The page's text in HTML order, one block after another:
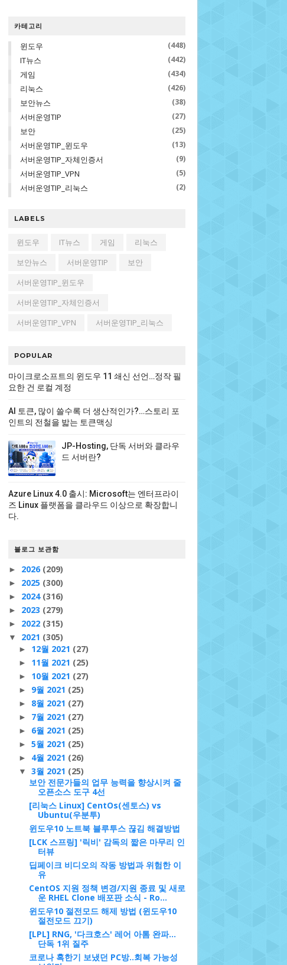
카테고리
윈도우 (448)
IT뉴스 (442)
게임 (434)
리눅스 (426)
보안뉴스 (38)
서버운영TIP (27)
보안 (25)
서버운영TIP_윈도우 (13)
서버운영TIP_자체인증서 (9)
서버운영TIP_VPN (5)
서버운영TIP_리눅스 (2)
LABELS
윈도우 IT뉴스 게임
리눅스
보안뉴스
서버운영TIP
보안
서버운영TIP_윈도우
서버운영TIP_자체인증서
서버운영TIP_VPN
서버운영TIP_리눅스
POPULAR
마이크로소프트의 윈도우 11 쇄신 선언…정작 필
요한 건 로컬 계정
AI 토큰, 많이 쓸수록 더 생산적인가?…스토리 포
인트의 전철을 밟는 토큰맥싱
JP-Hosting, 단독 서버와 클라우
드 서버란?
Azure Linux 4.0 출시: Microsoft는 엔터프라이
즈 Linux 플랫폼을 클라우드 이상으로 확장합니
다.
블로그 보관함
► 2026 (209)
► 2025 (300)
► 2024 (316)
► 2023 (279)
► 2022 (315)
▼ 2021 (305)
► 12월 2021 (27)
► 11월 2021 (25)
► 10월 2021 (27)
► 9월 2021 (25)
► 8월 2021 (27)
► 7월 2021 (27)
► 6월 2021 (25)
► 5월 2021 (25)
► 4월 2021 (26)
▼ 3월 2021 (25)
보안 전문가들의 업무 능력을 향상시켜 줄
오픈소스 도구 4선
[리눅스 Linux] CentOs(센토스) vs
Ubuntu(우분투)
윈도우10 노트북 블루투스 끊김 해결방법
[LCK 스프링] '릭비' 감독의 짧은 마무리 인
터뷰
딥페이크 비디오의 작동 방법과 위험한 이
유
CentOS 지원 정책 변경/지원 종료 및 새로
운 RHEL Clone 배포판 소식 - Ro...
윈도우10 절전모드 해제 방법 (윈도우10
절전모드 끄기)
[LPL] RNG, '다크호스' 레어 아톰 완파...
단독 1위 질주
코로나 혹한기 보냈던 PC방..회복 가능성